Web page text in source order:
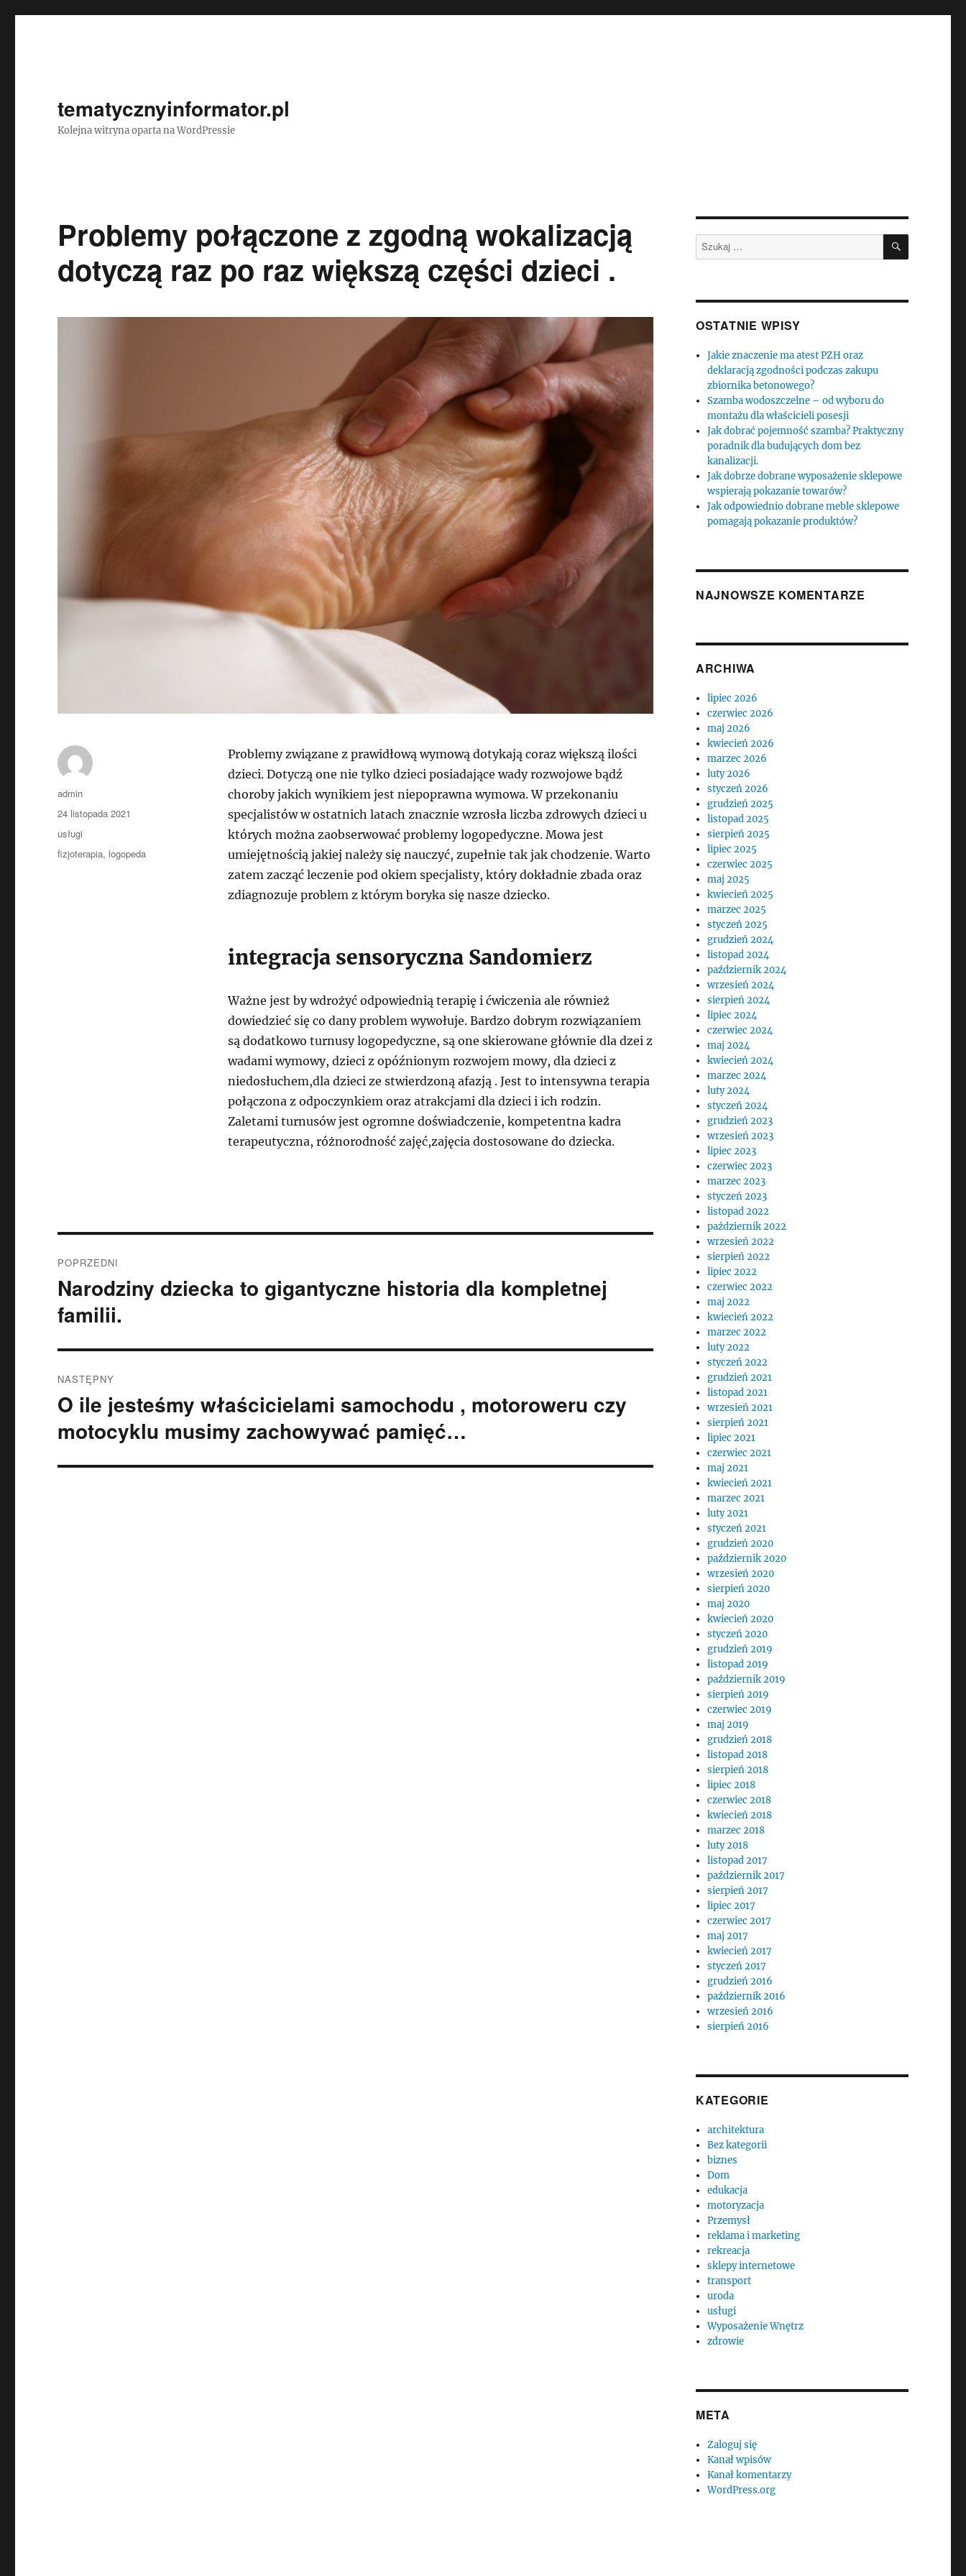
tematycznyinformator.pl
Kolejna witryna oparta na WordPressie
Problemy połączone z zgodną wokalizacją
dotyczą raz po raz większą części dzieci .
Problemy związane z prawidłową wymową dotykają coraz większą ilości
dzieci. Dotyczą one nie tylko dzieci posiadające wady rozwojowe bądź
choroby jakich wynikiem jest niepoprawna wymowa. W przekonaniu
specjalistów w ostatnich latach znacznie wzrosła liczba zdrowych dzieci u
których można zaobserwować problemy logopedyczne. Mowa jest
umiejętnością jakiej należy się nauczyć, zupełnie tak jak chodzenie. Warto
zatem zacząć leczenie pod okiem specjalisty, który dokładnie zbada oraz
zdiagnozuje problem z którym boryka się nasze dziecko.
integracja sensoryczna Sandomierz
Ważne jest by wdrożyć odpowiednią terapię i ćwiczenia ale również
dowiedzieć się co dany problem wywołuje. Bardzo dobrym rozwiązaniem
są dodatkowo turnusy logopedyczne, są one skierowane głównie dla dzei z
wadami wymowy, dzieci z opóźnionym rozwojem mowy, dla dzieci z
niedosłuchem,dla dzieci ze stwierdzoną afazją . Jest to intensywna terapia
połączona z odpoczynkiem oraz atrakcjami dla dzieci i ich rodzin.
Zaletami turnusów jest ogromne doświadczenie, kompetentna kadra
terapeutyczna, różnorodność zajęć,zajęcia dostosowane do dziecka.
Autor
admin
Data
publikacji
24 listopada 2021
Kategorie
usługi
Tagi
fizjoterapia, logopeda
wpisu
POPRZEDNI
Poprzedni
wpis:
Narodziny dziecka to gigantyczne historia dla kompletnej
familii.
NASTĘPNY
Następny
O ile jesteśmy właścicielami samochodu , motoroweru czy
motocyklu musimy zachowywać pamięć…
Szukaj: SZUKAJ
OSTATNIE WPISY
Jakie znaczenie ma atest PZH oraz
deklaracją zgodności podczas zakupu
zbiornika betonowego?
Szamba wodoszczelne – od wyboru do
montażu dla właścicieli posesji
Jak dobrać pojemność szamba? Praktyczny
poradnik dla budujących dom bez
kanalizacji.
Jak dobrze dobrane wyposażenie sklepowe
wspierają pokazanie towarów?
Jak odpowiednio dobrane meble sklepowe
pomagają pokazanie produktów?
NAJNOWSZE KOMENTARZE
ARCHIWA
lipiec 2026
czerwiec 2026
maj 2026
kwiecień 2026
marzec 2026
luty 2026
styczeń 2026
grudzień 2025
listopad 2025
sierpień 2025
lipiec 2025
czerwiec 2025
maj 2025
kwiecień 2025
marzec 2025
styczeń 2025
grudzień 2024
listopad 2024
październik 2024
wrzesień 2024
sierpień 2024
lipiec 2024
czerwiec 2024
maj 2024
kwiecień 2024
marzec 2024
luty 2024
styczeń 2024
grudzień 2023
wrzesień 2023
lipiec 2023
czerwiec 2023
marzec 2023
styczeń 2023
listopad 2022
październik 2022
wrzesień 2022
sierpień 2022
lipiec 2022
czerwiec 2022
maj 2022
kwiecień 2022
marzec 2022
luty 2022
styczeń 2022
grudzień 2021
listopad 2021
wrzesień 2021
sierpień 2021
lipiec 2021
czerwiec 2021
maj 2021
kwiecień 2021
marzec 2021
luty 2021
styczeń 2021
grudzień 2020
październik 2020
wrzesień 2020
sierpień 2020
maj 2020
kwiecień 2020
styczeń 2020
grudzień 2019
listopad 2019
październik 2019
sierpień 2019
czerwiec 2019
maj 2019
grudzień 2018
listopad 2018
sierpień 2018
lipiec 2018
czerwiec 2018
kwiecień 2018
marzec 2018
luty 2018
listopad 2017
październik 2017
sierpień 2017
lipiec 2017
czerwiec 2017
maj 2017
kwiecień 2017
styczeń 2017
grudzień 2016
październik 2016
wrzesień 2016
sierpień 2016
KATEGORIE
architektura
Bez kategorii
biznes
Dom
edukacja
motoryzacja
Przemysł
reklama i marketing
rekreacja
sklepy internetowe
transport
uroda
usługi
Wyposażenie Wnętrz
zdrowie
META
Zaloguj się
Kanał wpisów
Kanał komentarzy
WordPress.org